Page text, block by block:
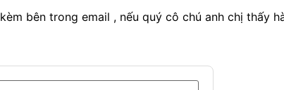
bên trong email , nếu quý cô chú anh chị thấy